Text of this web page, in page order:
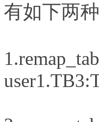
有如下两